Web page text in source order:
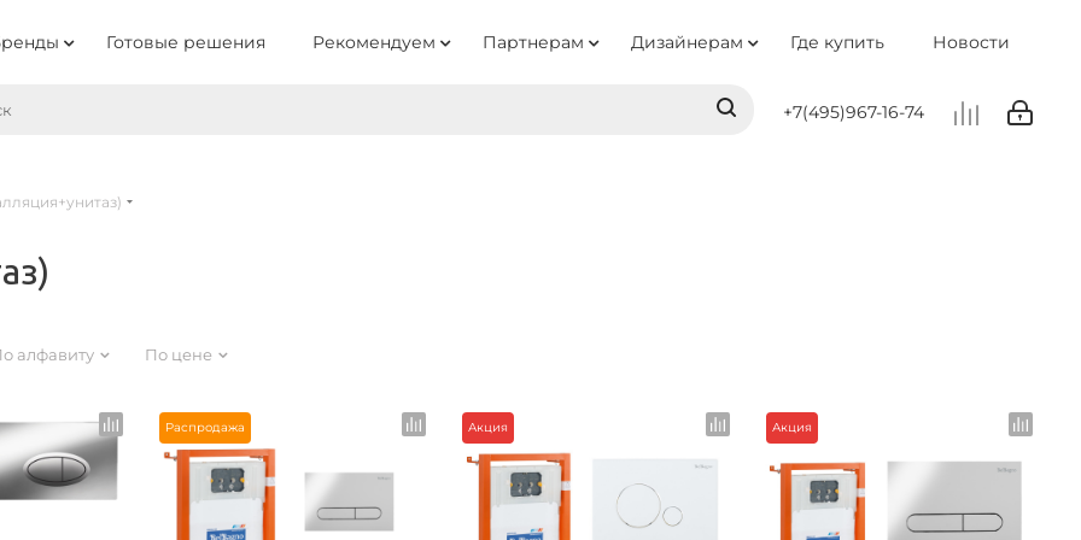
Готовые решения Рекомендуем Партнерам Дизайнерам Где купить Новости
+7(495)967-16-74
алфавиту По цене
Распродажа Акция Акция